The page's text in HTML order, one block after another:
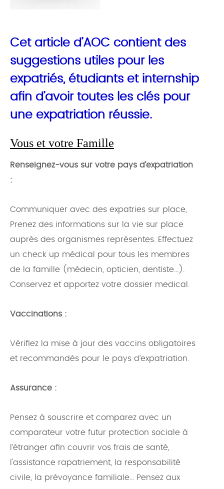
Cet article d’AOC contient des
suggestions utiles pour les
expatriés, étudiants et internship
afin d’avoir toutes les clés pour
une expatriation réussie.
Vous et votre Famille
Renseignez-vous sur votre pays d’expatriation
:
Communiquer avec des expatries sur place,
Prenez des informations sur la vie sur place
auprès des organismes représentes. Effectuez
un check up médical pour tous les membres
de la famille (médecin, opticien, dentiste...).
Conservez et apportez votre dossier medical.
Vaccinations :
Vérifiez la mise à jour des vaccins obligatoires
et recommandés pour le pays d’expatriation.
Assurance :
Pensez à souscrire et comparez avec un
comparateur votre futur protection sociale à
l’étranger afin couvrir vos frais de santé,
l'assistance rapatriement, la responsabilité
civile, la prévoyance familiale... Pensez aux